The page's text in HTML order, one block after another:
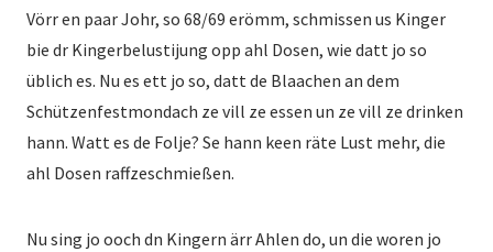
Vörr en paar Johr, so 68/69 erömm, schmissen us Kinger
bie dr Kingerbelustijung opp ahl Dosen, wie datt jo so
üblich es. Nu es ett jo so, datt de Blaachen an dem
Schützenfestmondach ze vill ze essen un ze vill ze drinken
hann. Watt es de Folje? Se hann keen räte Lust mehr, die
ahl Dosen raffzeschmießen.
Nu sing jo ooch dn Kingern ärr Ahlen do, un die woren jo